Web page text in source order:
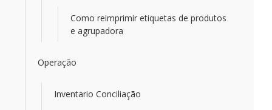
Como reimprimir etiquetas de produtos
e agrupadora
Operação
Inventario Conciliação